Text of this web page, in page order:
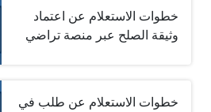
خطوات الاستعلام عن اعتماد
وثيقة الصلح عبر منصة تراضي
خطوات الاستعلام عن طلب في